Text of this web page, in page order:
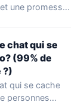
une promesse
chat qui se
(99% de
?)
qui se cache
personnes